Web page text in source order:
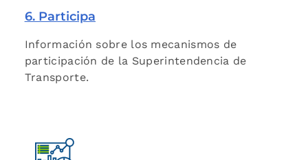
6. Participa
Información sobre los mecanismos de
participación de la Superintendencia de
Transporte.